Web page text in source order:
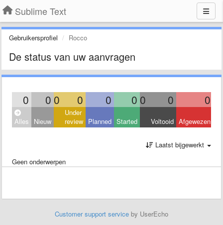
Sublime Text
Gebruikersprofiel Rocco
De status van uw aanvragen
0 0 0 0 0 0 0 0 0
Alles Nieuw
Under
review Planned Started Voltooid Afgewezen
Laatst bijgewerkt
Geen onderwerpen
Customer support service by UserEcho